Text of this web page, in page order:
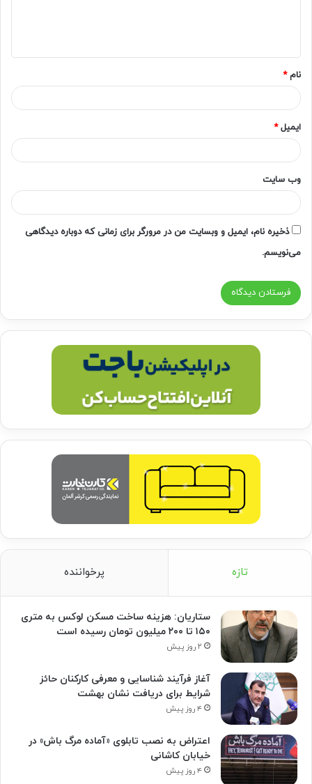
*
نام*
ایمیل*
وب‌ سایت
ذخیره نام، ایمیل و وبسایت من در مرورگر برای زمانی که دوباره دیدگاهی
می‌نویسم.
تازه پرخواننده
ستاریان: هزینه ساخت مسکن لوکس به متری
۱۵۰ تا ۲۰۰ میلیون تومان رسیده است
۲ روز پیش
آغاز فرآیند شناسایی و معرفی کارکنان حائز
شرایط برای دریافت نشان بهشت
۴ روز پیش
اعتراض به نصب تابلوی «آماده مرگ باش» در
خیابان کاشانی
۴ روز پیش